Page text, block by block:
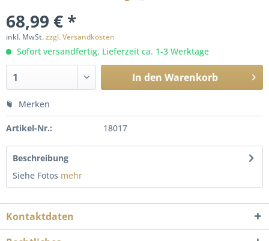
68,99 € *
inkl. MwSt.zzgl. Versandkosten
Sofort versandfertig, Lieferzeit ca. 1-3 Werktage
In den Warenkorb
Merken
Artikel-Nr.: 18017
Beschreibung
Siehe Fotos mehr
Kontaktdaten